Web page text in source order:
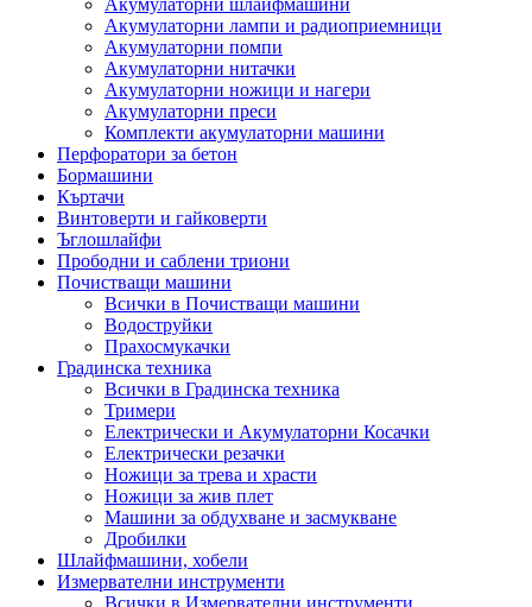
Акумулаторни шлайфмашини
Акумулаторни лампи и радиоприемници
Акумулаторни помпи
Акумулаторни нитачки
Акумулаторни ножици и нагери
Акумулаторни преси
Комплекти акумулаторни машини
Перфоратори за бетон
Бормашини
Къртачи
Винтоверти и гайковерти
Ъглошлайфи
Прободни и саблени триони
Почистващи машини
Всички в Почистващи машини
Водоструйки
Прахосмукачки
Градинска техника
Всички в Градинска техника
Тримери
Електрически и Акумулаторни Косачки
Електрически резачки
Ножици за трева и храсти
Ножици за жив плет
Машини за обдухване и засмукване
Дробилки
Шлайфмашини, хобели
Измервателни инструменти
Всички в Измервателни инструменти